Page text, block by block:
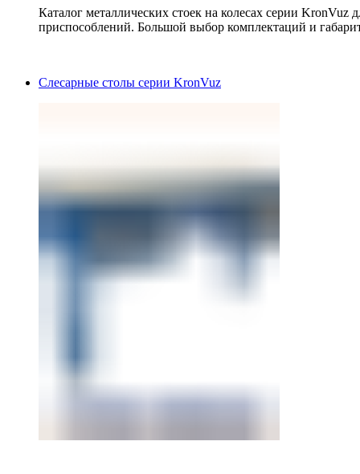
Каталог металлических стоек на колесах серии KronVuz
приспособлений. Большой выбор комплектаций и
Слесарные столы серии KronVuz